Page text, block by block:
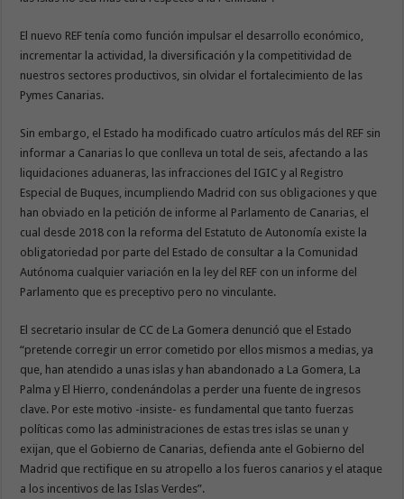
El nuevo REF tenía como función impulsar el desarrollo económico,
incrementar la actividad, la diversificación y la competitividad de
nuestros sectores productivos, sin olvidar el fortalecimiento de las
Pymes Canarias.
Sin embargo, el Estado ha modificado cuatro artículos más del REF sin
informar a Canarias lo que conlleva un total de seis, afectando a las
liquidaciones aduaneras, las infracciones del IGIC y al Registro
Especial de Buques, incumpliendo Madrid con sus obligaciones y que
han obviado en la petición de informe al Parlamento de Canarias, el
cual desde 2018 con la reforma del Estatuto de Autonomía existe la
obligatoriedad por parte del Estado de consultar a la Comunidad
Autónoma cualquier variación en la ley del REF con un informe del
Parlamento que es preceptivo pero no vinculante.
El secretario insular de CC de La Gomera denunció que el Estado
“pretende corregir un error cometido por ellos mismos a medias, ya
que, han atendido a unas islas y han abandonado a La Gomera, La
Palma y El Hierro, condenándolas a perder una fuente de ingresos
clave. Por este motivo -insiste- es fundamental que tanto fuerzas
políticas como las administraciones de estas tres islas se unan y
exijan, que el Gobierno de Canarias, defienda ante el Gobierno del
Madrid que rectifique en su atropello a los fueros canarios y el ataque
a los incentivos de las Islas Verdes”.